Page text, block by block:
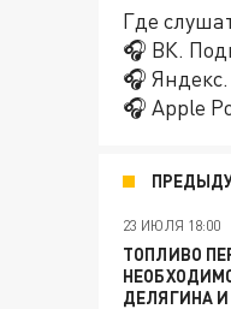
Где
🎧 ВК.
🎧
🎧 Apple
23 ИЮЛЯ 18:00
ТОПЛИВО
ДЕЛЯГИНА